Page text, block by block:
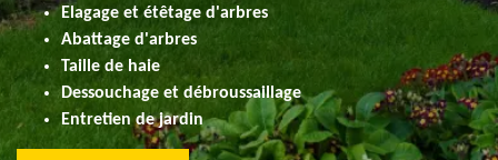
Elagage et étêtage d'arbres
Abattage d'arbres
Taille de haie
Dessouchage et débroussaillage
Entretien de jardin